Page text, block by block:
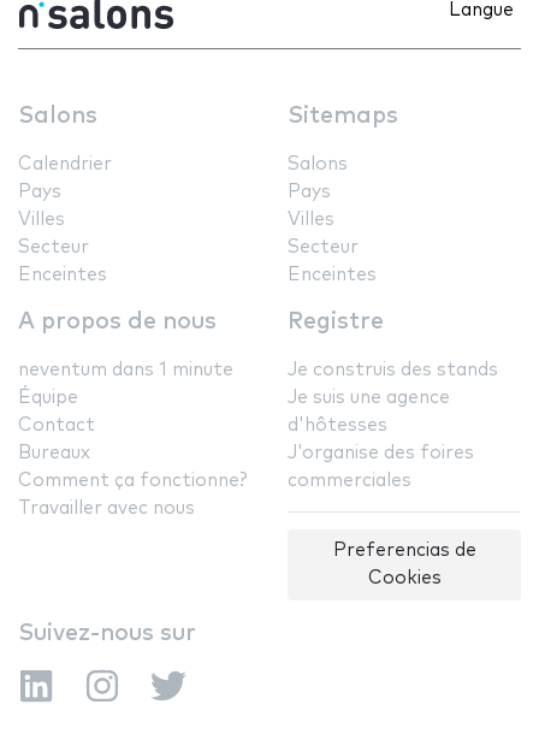
Langue
Salons
Calendrier
Pays
Villes
Secteur
Enceintes
Sitemaps
Salons
Pays
Villes
Secteur
Enceintes
A propos de nous
neventum dans 1 minute
Équipe
Contact
Bureaux
Comment ça fonctionne?
Travailler avec nous
Registre
Je construis des stands
Je suis une agence
d'hôtesses
J'organise des foires
commerciales
Preferencias de
Cookies
Suivez-nous sur